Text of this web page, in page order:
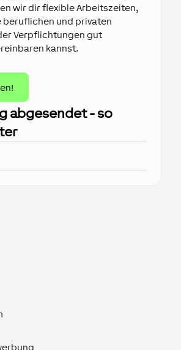
wir dir flexible Arbeitszeiten,
beruflichen und privaten
Verpflichtungen gut
kannst.
abgesendet - so